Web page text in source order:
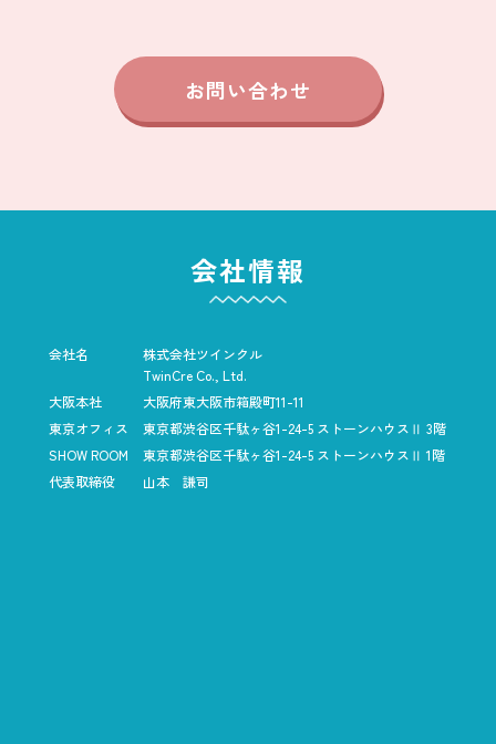
お問い合わせ
会社情報
会社名
株式会社ツインクル
TwinCre Co., Ltd.
大阪本社
大阪府東大阪市箱殿町11-11
東京オフィス
東京都渋谷区千駄ヶ谷1-24-5 ストーンハウスⅡ 3階
SHOW ROOM
東京都渋谷区千駄ヶ谷1-24-5 ストーンハウスⅡ 1階
代表取締役
山本 謙司